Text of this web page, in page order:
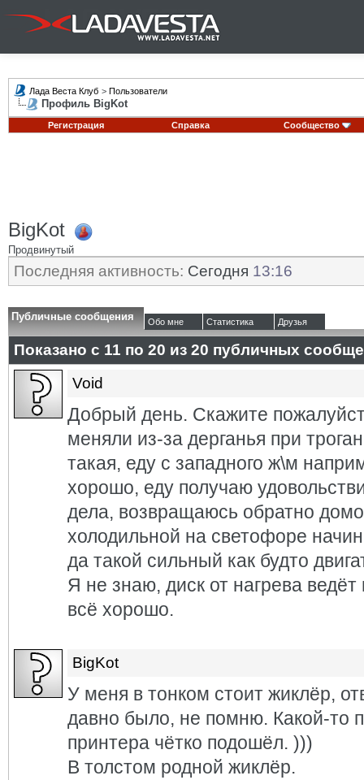
Лада Веста Клуб > Пользователи
Профиль BigKot
Регистрация Справка Сообщество
BigKot
Продвинутый
Последняя активность: Сегодня 13:16
Публичные сообщения Обо мне Статистика Друзья
Показано с 11 по 20 из 20 публичных
Void
Добрый день. Скажите
меняли из-за дерганья при
такая, еду с западного ж\м
хорошо, еду получаю
дела, возвращаюсь обратно
холодильной на светофоре
да такой сильный как будто
Я не знаю, диск от нагрева
всё хорошо.
BigKot
У меня в тонком стоит жиклёр,
давно было, не помню. Какой-то
принтера чётко подошёл. )))
В толстом родной жиклёр.